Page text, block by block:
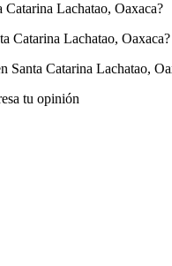
Catarina Lachatao, Oaxaca?
Catarina Lachatao, Oaxaca?
Santa Catarina Lachatao,
tu opinión